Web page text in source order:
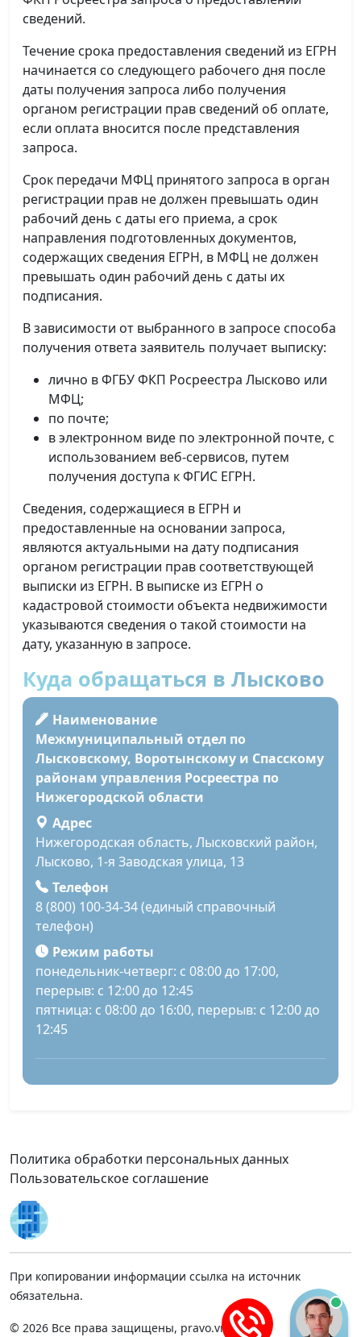
сведений.
Течение срока предоставления сведений из ЕГРН
начинается со следующего рабочего дня после
даты получения запроса либо получения
органом регистрации прав сведений об оплате,
если оплата вносится после представления
запроса.
Срок передачи МФЦ принятого запроса в орган
регистрации прав не должен превышать один
рабочий день с даты его приема, а срок
направления подготовленных документов,
содержащих сведения ЕГРН, в МФЦ не должен
превышать один рабочий день с даты их
подписания.
В зависимости от выбранного в запросе способа
получения ответа заявитель получает выписку:
лично в ФГБУ ФКП Росреестра Лысково или
МФЦ;
по почте;
в электронном виде по электронной почте, с
использованием веб-сервисов, путем
получения доступа к ФГИС ЕГРН.
Сведения, содержащиеся в ЕГРН и
предоставленные на основании запроса,
являются актуальными на дату подписания
органом регистрации прав соответствующей
выписки из ЕГРН. В выписке из ЕГРН о
кадастровой стоимости объекта недвижимости
указываются сведения о такой стоимости на
дату, указанную в запросе.
Куда обращаться в Лысково
Наименование
Межмуниципальный отдел по
Лысковскому, Воротынскому и Спасскому
районам управления Росреестра по
Нижегородской области
Адрес
Нижегородская область, Лысковский район,
Лысково, 1-я Заводская улица, 13
Телефон
8 (800) 100-34-34 (единый справочный
телефон)
Режим работы
понедельник-четверг: с 08:00 до 17:00,
перерыв: с 12:00 до 12:45
пятница: с 08:00 до 16:00, перерыв: с 12:00 до
12:45
Политика обработки персональных данных
Пользовательское соглашение
При копировании информации ссылка на источник
обязательна.
© 2026 Все права защищены, pravo.vnmsk.ru.